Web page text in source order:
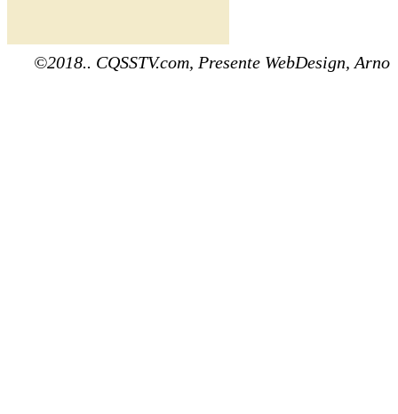
©2018.. CQSSTV.com, Presente WebDesign, Arno